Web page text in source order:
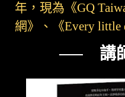
年，現為《GQ
網》、《Every little
── 講